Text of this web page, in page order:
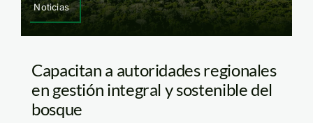
Noticias
Capacitan a autoridades regionales
en gestión integral y sostenible del
bosque